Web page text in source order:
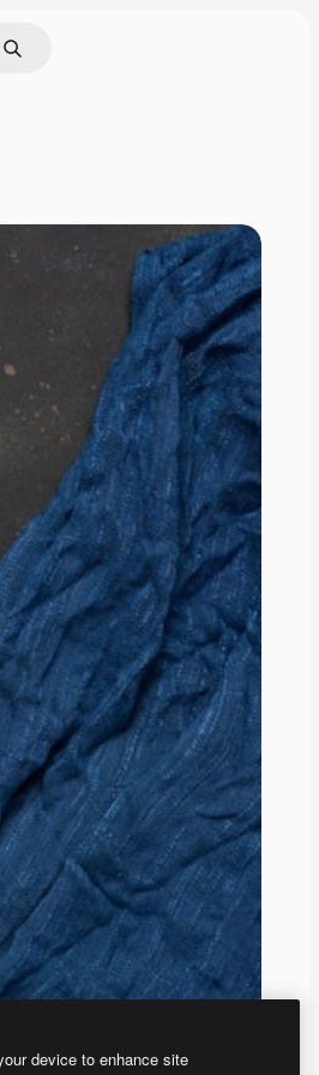
по изображению
Поиск
device to enhance site